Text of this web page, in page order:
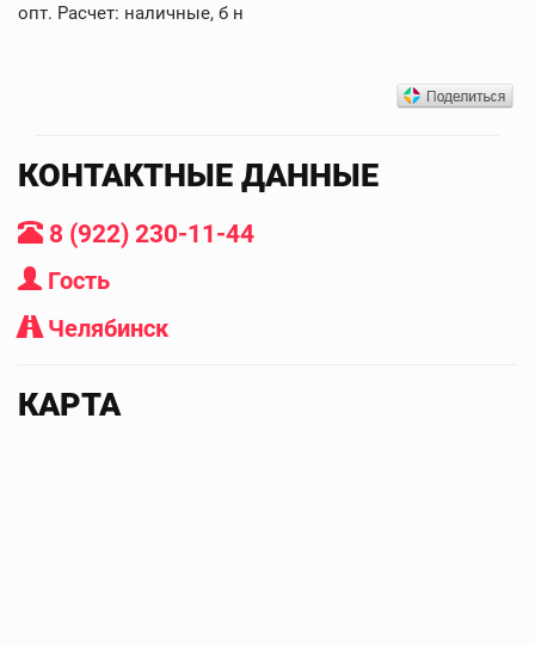
опт. Расчет: наличные, б н
КОНТАКТНЫЕ ДАННЫЕ
8 (922) 230-11-44
Гость
Челябинск
КАРТА